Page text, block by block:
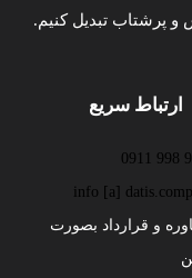
و پرشتاب تبدیل کنیم.
ارتباط سریع
info [a]
و قرارداد بصورت